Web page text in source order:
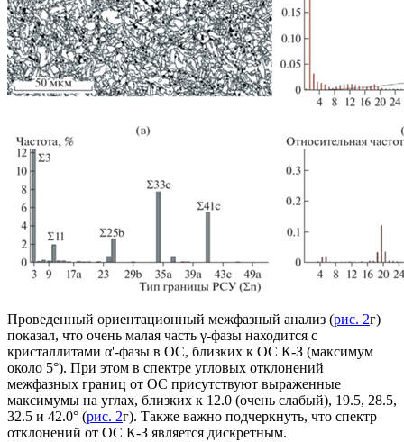
Проведенный ориентационный межфазный анализ (рис. 2г)
показал, что очень малая часть γ‑фазы находится с
кристаллитами α'-фазы в ОС, близких к ОС К-З (максимум
около 5°). При этом в спектре угловых отклонений
межфазных границ от ОС присутствуют выраженные
максимумы на углах, близких к 12.0 (очень слабый), 19.5, 28.5,
32.5 и 42.0° (рис. 2г). Также важно подчеркнуть, что спектр
отклонений от ОС К-З является дискретным.